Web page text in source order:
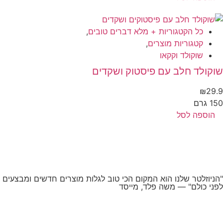
כל הקטגוריות + מלא דברים טובים,
קטגוריות מוצרים,
שוקולד וקקאו
חלב עם פיסטוק ושקדים
₪
גרם
הוספה לסל
שלנו הוא המקום הכי טוב לגלות מוצרים חדשים ומבצעים
כולם"— משה פלד, מייסד